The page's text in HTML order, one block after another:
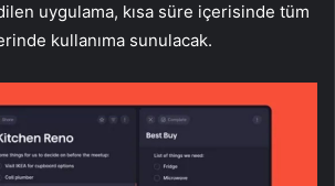
uygulama, kısa süre içerisinde tüm
kullanıma sunulacak.